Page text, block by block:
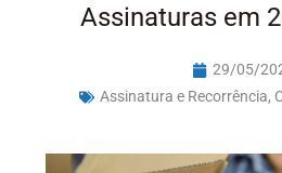
Assinaturas em
29/05/
Assinatura e Recorrência,